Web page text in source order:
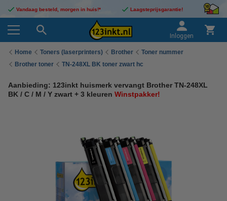
Vandaag besteld, morgen in huis!* Laagsteprijsgarantie!
Inloggen
Home Toners (laserprinters) Brother
Toner nummer
Brother toner
TN-248XL BK toner zwart hc
Aanbieding: 123inkt huismerk vervangt Brother TN-248XL
BK / C / M / Y zwart + 3 kleuren Winstpakker!